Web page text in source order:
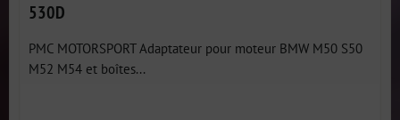
530D
PMC MOTORSPORT Adaptateur pour moteur BMW M50 S50
M52 M54 et boîtes...